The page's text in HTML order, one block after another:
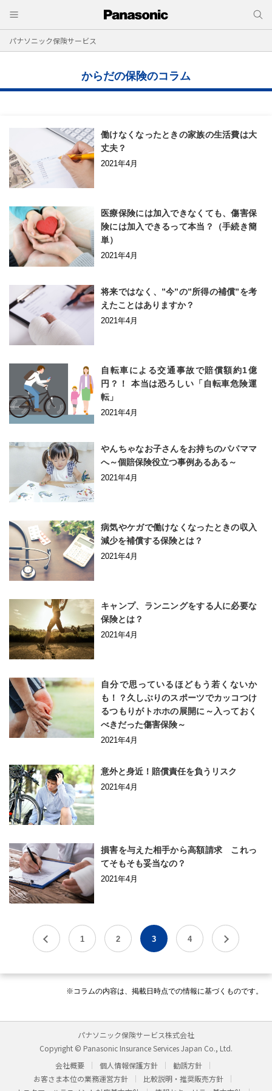
パナソニック保険サービス
からだの保険のコラム
働けなくなったときの家族の生活費は大
丈夫？
2021年4月
医療保険には加入できなくても、傷害保
険には加入できるって本当？（手続き簡
単）
2021年4月
将来ではなく、”今”の”所得の補償”を考
えたことはありますか？
2021年4月
自転車による交通事故で賠償額約1億
円？！ 本当は恐ろしい「自転車危険運
転」
2021年4月
やんちゃなお子さんをお持ちのパパママ
へ～個賠保険役立つ事例あるある～
2021年4月
病気やケガで働けなくなったときの収入
減少を補償する保険とは？
2021年4月
キャンプ、ランニングをする人に必要な
保険とは？
2021年4月
自分で思っているほどもう若くないか
も！？久しぶりのスポーツでカッコつけ
るつもりがトホホの展開に～入っておく
べきだった傷害保険～
2021年4月
意外と身近！賠償責任を負うリスク
2021年4月
損害を与えた相手から高額請求 これっ
てそもそも妥当なの？
2021年4月
1 2 3 4
※コラムの内容は、掲載日時点での情報に基づくものです。
パナソニック保険サービス株式会社
Copyright © Panasonic Insurance Services Japan Co., Ltd.
会社概要
個人情報保護方針
勧誘方針
お客さま本位の業務運営方針
比較説明・推奨販売方針